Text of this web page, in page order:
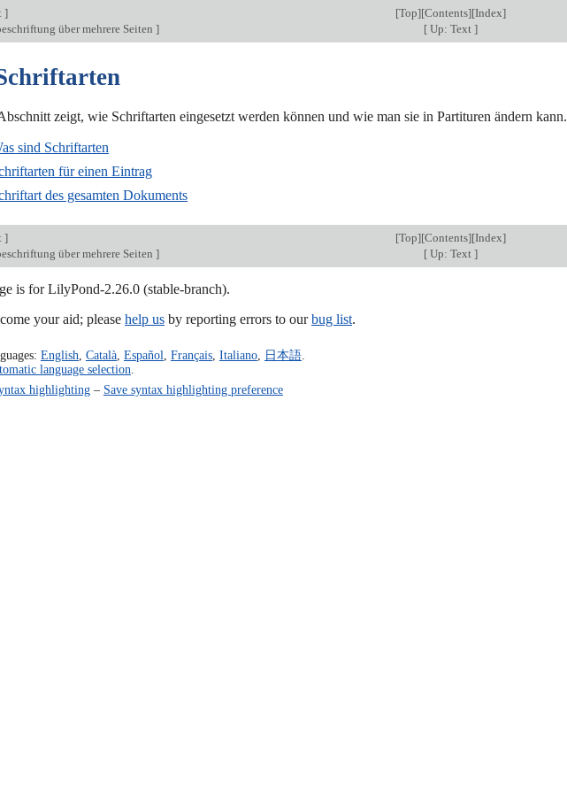
] [Top][Contents][Index]
über mehrere Seiten ] [Up: Text ]
zeigt, wie Schriftarten eingesetzt werden können und wie man sie in Partituren ändern kann.
sind Schriftarten
für einen Eintrag
des gesamten Dokuments
] [Top][Contents][Index]
über mehrere Seiten ] [Up: Text ]
is for LilyPond-2.26.0 (stable-branch).
your aid; please help us by reporting errors to ourbug list.
English Català, Español Français, Italiano, 日本語.
language selection
highlighting– Save syntax highlighting preference